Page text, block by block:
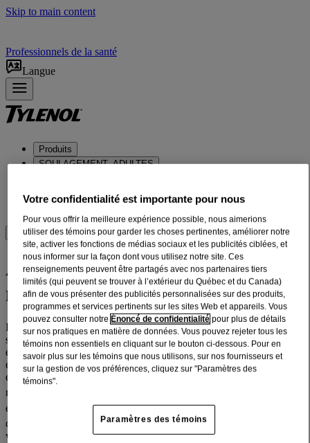
Skip to main content
Professionnels de la santé
Langue
Produits
SOULAGEMENT, ADULTES
POSOLOGIE ET UTILISATION
Où acheter
Analgésiques pour le jour et la
nuit
Il est important de se sentir reposé, surtout quand la journée
s’annonce chargée. Mais lorsque la douleur et les courbatures vous
empêchent de bien dormir, cela peut être très frustrant – vous bougez
et tournez toute la nuit et avez l’impression d’être dans un brouillard
en vous réveillant le lendemain. Le soulagement semble n’être qu’un
rêve. TYLENOL
efficace et un relaxant musculaire. TYLENOL®
contient l’analgésique de TYLENOL ®et un aide-sommeil pour
vous aider à dormir et à rester endormi.
Votre confidentialité est importante pour nous
Pour vous offrir la meilleure expérience possible, nous aimerions
utiliser des témoins pour garder les choses pertinentes, améliorer notre
site, activer les fonctions de médias sociaux et les publicités ciblées, et
nous informer sur la façon dont vous utilisez notre site. Ces
renseignements peuvent être partagés avec nos partenaires tiers
limités (qui peuvent se trouver à l’extérieur du Québec et du Canada)
afin de vous présenter des publicités personnalisées sur des produits,
programmes et services pertinents sur les sites Web et appareils. Vous
pouvez consulter notreÉnoncé de confidentialité pour plus de détails
sur nos pratiques en matière de données. Vous pouvez rejeter tous les
témoins non essentiels en cliquant sur le bouton ci-dessous. Pour en
savoir plus sur les témoins que nous utilisons, sur nos fournisseurs et
sur la gestion de vos préférences, cliquez sur "Paramètres des
témoins".
Paramètres des témoins